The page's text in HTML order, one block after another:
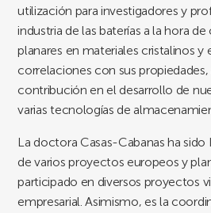
utilización para investigadores y
industria de las baterías a la hora
planares en materiales cristalinos y
correlaciones con sus
contribución en el desarrollo de
varias tecnologías de
La doctora Casas-Cabanas ha sido
de varios proyectos europeos y
participado en diversos proyectos
empresarial. Asimismo, es la